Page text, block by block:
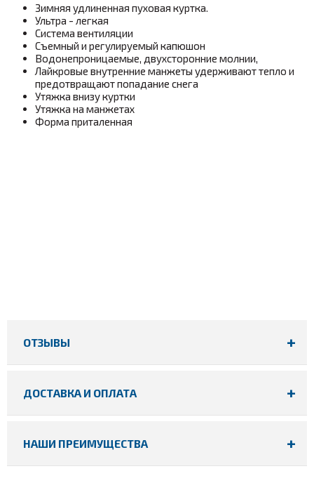
Зимняя удлиненная пуховая куртка.
Ультра - легкая
Система вентиляции
Съемный и регулируемый капюшон
Водонепроницаемые, двухсторонние молнии,
Лайкровые внутренние манжеты удерживают тепло и
предотвращают попадание снега
Утяжка внизу куртки
Утяжка на манжетах
Форма приталенная
ОТЗЫВЫ
ДОСТАВКА И ОПЛАТА
НАШИ ПРЕИМУЩЕСТВА